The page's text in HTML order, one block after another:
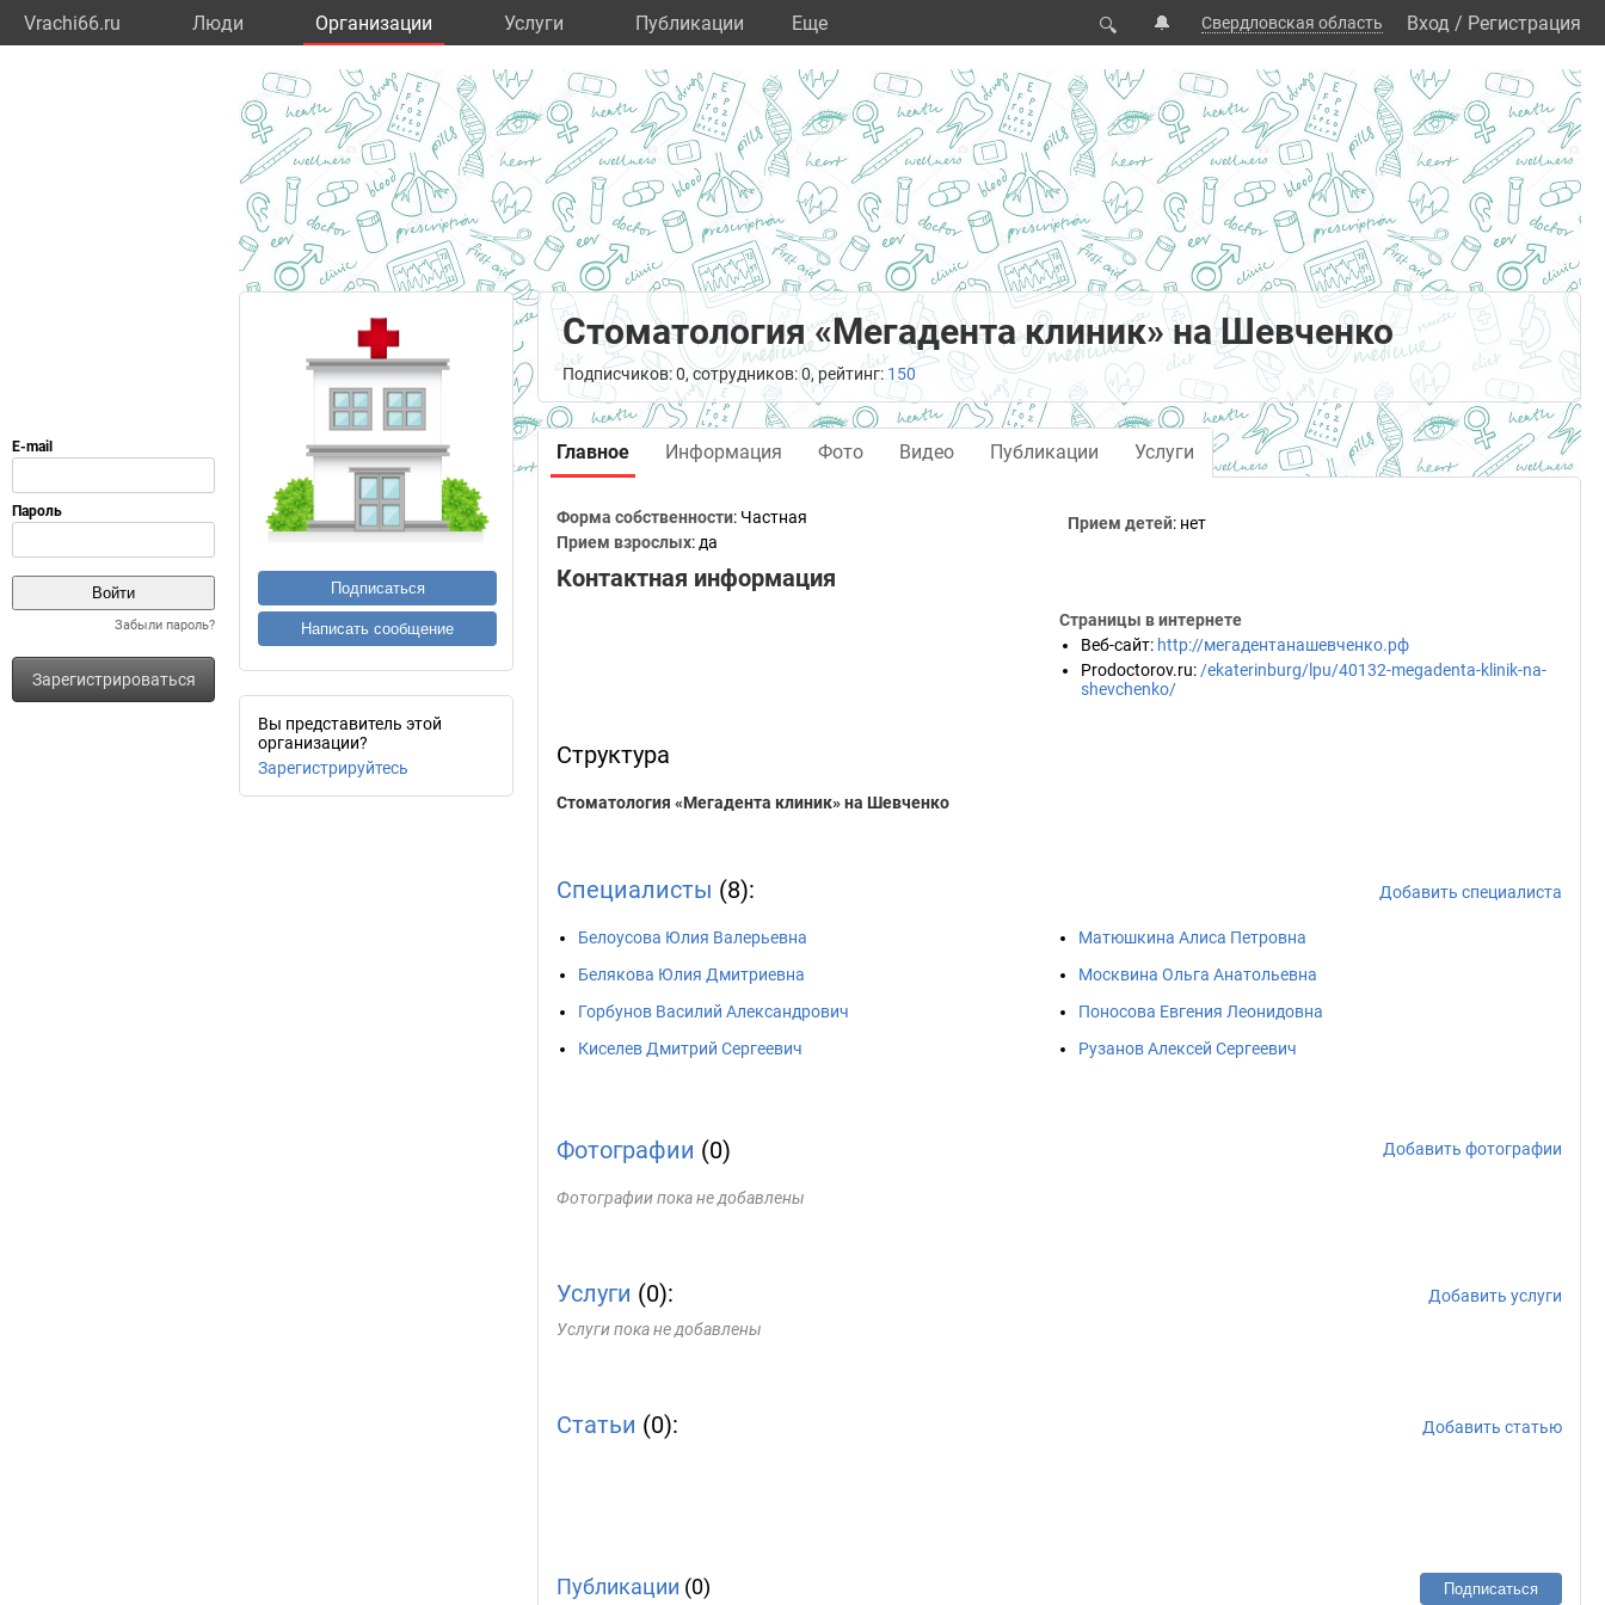
Vrachi66.ru Люди Организации Услуги Публикации Eще 🔍 🔔 Свердловская область Вход / Регистрация
Забыли пароль?
Зарегистрироваться
Подписаться
Написать сообщение
Вы представитель этой
организации?
Зарегистрируйтесь
Стоматология «Мегадента клиник» на Шевченко
Подписчиков: 0, сотрудников: 0, рейтинг: 150
Главное Информация Фото Видео Публикации Услуги
Форма собственности: Частная
Прием взрослых: да
Прием детей: нет
Контактная информация
Страницы в интернете
Веб-сайт: http://мегадентанашевченко.рф
Prodoctorov.ru: /ekaterinburg/lpu/40132-megadenta-klinik-na-
shevchenko/
Структура
Стоматология «Мегадента клиник» на Шевченко
Специалисты (8): Добавить специалиста
Белоусова Юлия Валерьевна
Белякова Юлия Дмитриевна
Горбунов Василий Александрович
Киселев Дмитрий Сергеевич
Матюшкина Алиса Петровна
Москвина Ольга Анатольевна
Поносова Евгения Леонидовна
Рузанов Алексей Сергеевич
Фотографии (0) Добавить фотографии
Фотографии пока не добавлены
Услуги (0):
Добавить услуги
Услуги пока не добавлены
Статьи (0): Добавить статью
Публикации (0) Подписаться